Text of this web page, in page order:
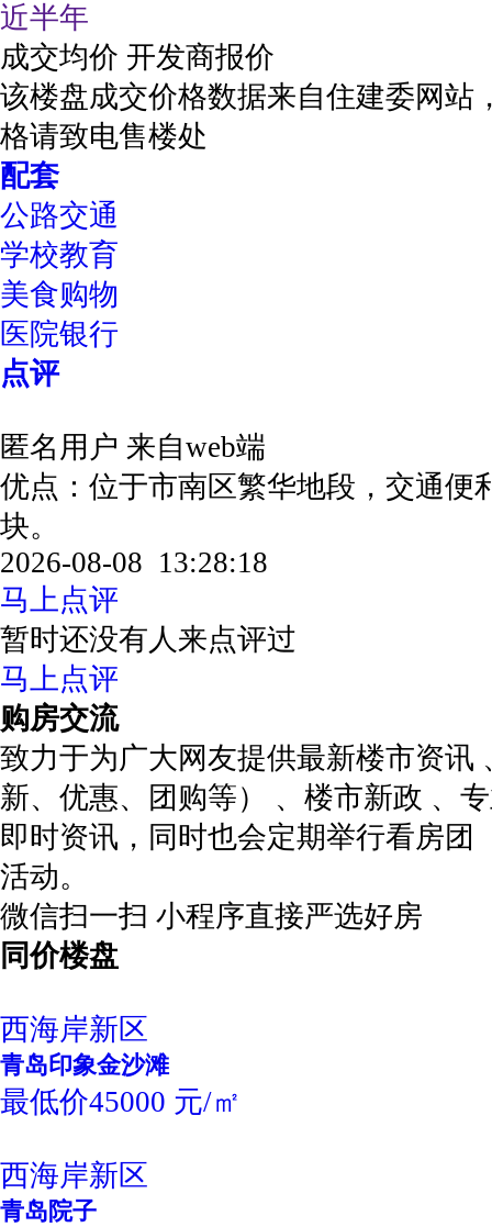
近半年
成交均价 开发商报价
该楼盘成交价格数据来自住建委网站
格请致电售楼处
配套
公路交通
学校教育
美食购物
医院银行
点评
匿名用户 来自web端
优点：位于市南区繁华地段，交通便
块。
2026-08-08 13:28:18
马上点评
暂时还没有人来点评过
马上点评
购房交流
致力于为广大网友提供最新楼市资讯
新、优惠、团购等） 、楼市新政 、
即时资讯，同时也会定期举行看房团
活动。
微信扫一扫 小程序直接严选好房
同价楼盘
西海岸新区
青岛印象金沙滩
最低价45000 元/㎡
西海岸新区
青岛院子